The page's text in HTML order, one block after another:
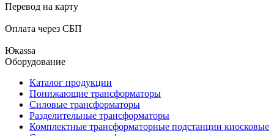
Перевод на карту
Оплата через СБП
Юкаssа
Оборудование
Каталог продукции
Понижающие трансформаторы
Силовые трансформаторы
Разделительные трансформаторы
Комплектные трансформаторные подстанции киосковые